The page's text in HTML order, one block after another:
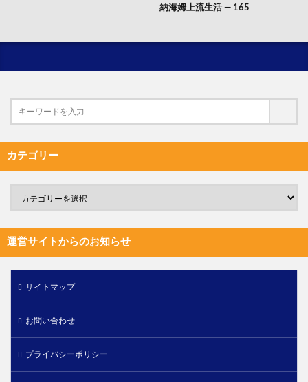
納海姆上流生活 — 165
カテゴリー
運営サイトからのお知らせ
サイトマップ
お問い合わせ
プライバシーポリシー